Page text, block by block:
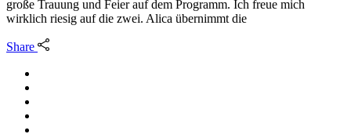
große Trauung und Feier auf dem Programm. Ich freue mich
wirklich riesig auf die zwei. Alica übernimmt die
Share